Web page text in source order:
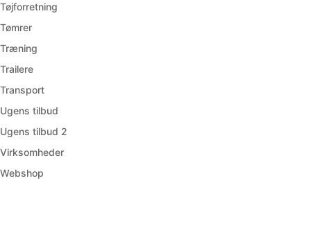
Tøjforretning
Tømrer
Træning
Trailere
Transport
Ugens tilbud
Ugens tilbud 2
Virksomheder
Webshop